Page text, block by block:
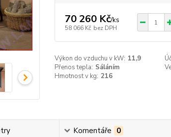
70 260 Kč/ks
58 066 Kč bez DPH
Výkon do vzduchu v kW: 11,9
Přenos tepla: Sáláním
Hmotnost v kg: 216
Komentáře 0